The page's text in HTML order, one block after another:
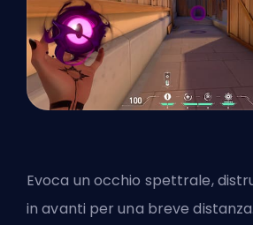
Evoca un occhio spettrale,
in avanti per una breve